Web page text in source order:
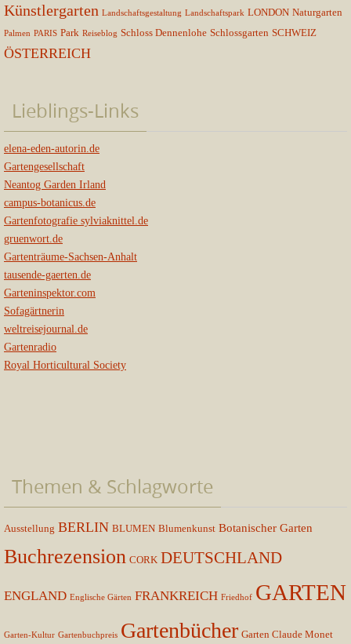
Künstlergarten Landschaftsgestaltung Landschaftspark LONDON Naturgarten
Palmen PARIS Park Reiseblog Schloss Dennenlohe Schlossgarten SCHWEIZ
ÖSTERREICH
Lieblings-Links
elena-eden-autorin.de
Gartengesellschaft
Neantog Garden Irland
campus-botanicus.de
Gartenfotografie sylviaknittel.de
gruenwort.de
Gartenträume-Sachsen-Anhalt
tausende-gaerten.de
Garteninspektor.com
Sofagärtnerin
weltreisejournal.de
Gartenradio
Royal Horticultural Society
Themen & Schlagworte
Ausstellung BERLIN BLUMEN Blumenkunst Botanischer Garten
Buchrezension CORK DEUTSCHLAND
ENGLAND Englische Gärten FRANKREICH Friedhof GARTEN
Garten-Kultur Gartenbuchpreis Gartenbücher Garten Claude Monet